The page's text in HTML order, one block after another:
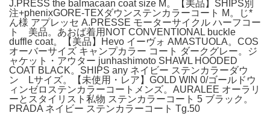
J.PRESS the balmacaan coat size M。【美品】SHIPS別
注+phenixGORE-TEXダウンステンカラーコート M。じ*
ん様 アプレッセ A.PRESSE モーターサイクル ハーフコー
ト 美品。あおば着用NOT CONVENTIONAL buckle
duffle coat。【美品】Hevo イーヴォ AMASTUOLA。COS
オーバーサイズ キャンプカラー コート ダークグレー。ジ
ャケット・アウター junhashimoto SHAWL HOODED
COAT BLACK。SHIPS any ネイビー ステンカラーダウ
ン Lサイズ。【未使用・レア】GOLD WIN 0/ゴールドウ
ィンゼロステンカラーコートメンズ。AURALEE オーラリ
ーとスタイリスト私物 ステンカラーコート 5 ブラック。
PRADA ネイビー ステンカラーコート Tg.50